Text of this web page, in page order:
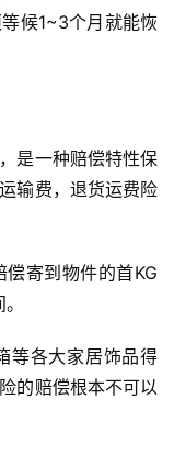
候1~3个月就能恢
是一种赔偿特性保
输费，退货运费险
寄到物件的首KG
等各大家居饰品得
的赔偿根本不可以